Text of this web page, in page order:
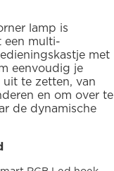
lamp is
een multi-
met
eenvoudig je
uit te zetten, van
en om over te
de dynamische